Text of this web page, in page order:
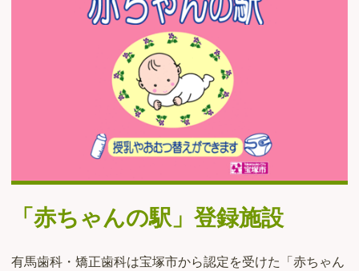
「赤ちゃんの駅」登録施設
有馬歯科・矯正歯科は宝塚市から認定を受けた「赤ちゃん